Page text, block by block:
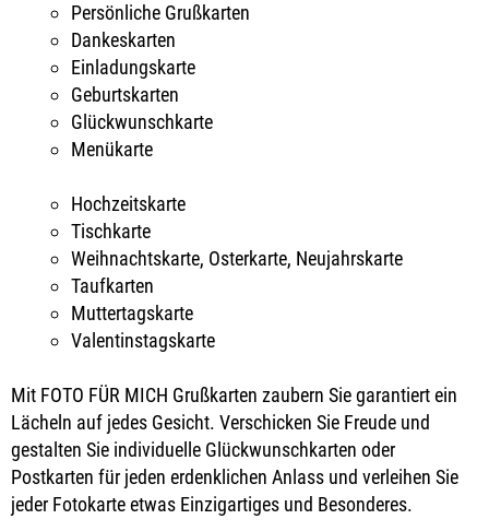
Persönliche Grußkarten
Dankeskarten
Einladungskarte
Geburtskarten
Glückwunschkarte
Menükarte
Hochzeitskarte
Tischkarte
Weihnachtskarte, Osterkarte, Neujahrskarte
Taufkarten
Muttertagskarte
Valentinstagskarte
Mit FOTO FÜR MICH Grußkarten zaubern Sie garantiert ein
Lächeln auf jedes Gesicht. Verschicken Sie Freude und
gestalten Sie individuelle Glückwunschkarten oder
Postkarten für jeden erdenklichen Anlass und verleihen Sie
jeder Fotokarte etwas Einzigartiges und Besonderes.